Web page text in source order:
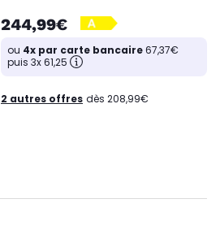
244,99€
ou 4x par carte bancaire67,37€
puis 3x 61,25
2 autres offres dès 208,99€